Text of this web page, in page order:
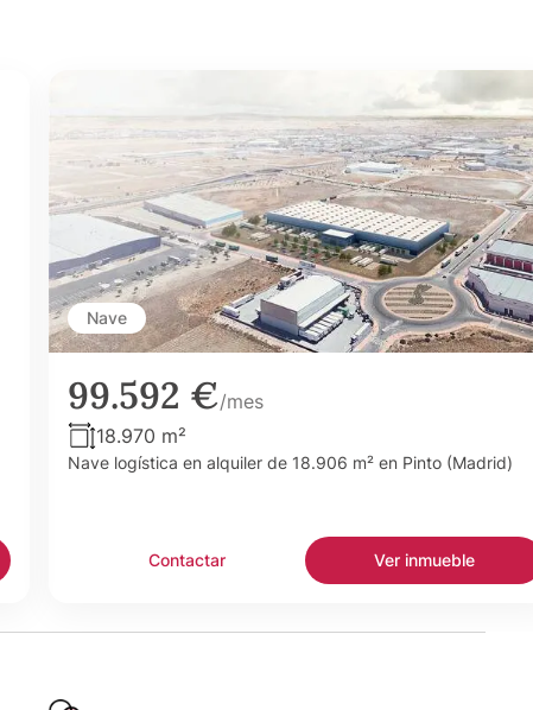
Nave
99.592 €/mes
18.970 m²
Nave logística en alquiler de 18.906 m² en Pinto (Madrid)
Contactar Ver inmueble